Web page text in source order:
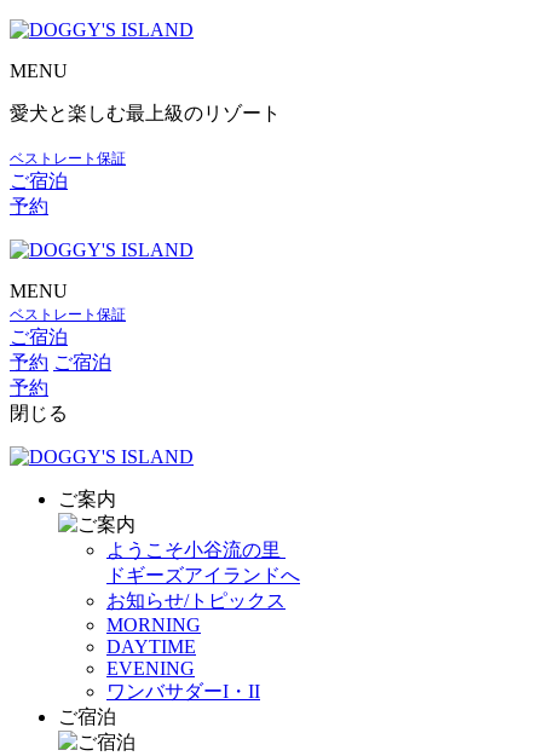
MENU
愛犬と楽しむ最上級のリゾート
ベストレート保証
ご宿泊
予約
MENU
ベストレート保証
ご宿泊
予約 ご宿泊
予約
閉じる
ご案内
ようこそ小谷流の里
ドギーズアイランドへ
お知らせ/トピックス
MORNING
DAYTIME
EVENING
ワンバサダーI・II
ご宿泊